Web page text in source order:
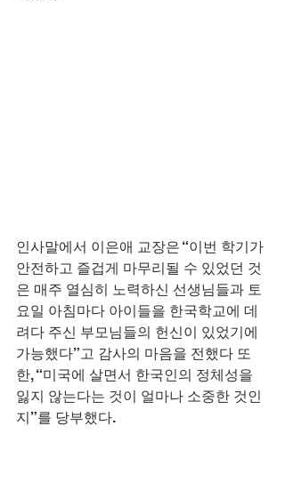
인사말에서 이은애 교장은 “이번 학기가
안전하고 즐겁게 마무리될 수 있었던 것
은 매주 열심히 노력하신 선생님들과 토
요일 아침마다 아이들을 한국학교에 데
려다 주신 부모님들의 헌신이 있었기에
가능했다”고 감사의 마음을 전했다 또
한, “미국에 살면서 한국인의 정체성을
잃지 않는다는 것이 얼마나 소중한 것인
지”를 당부했다.